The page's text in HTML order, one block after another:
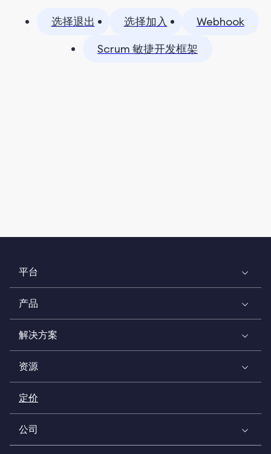
选择退出 选择加入
Webhook
Scrum 敏捷开发框架
平台
产品
解决方案
资源
定价
公司